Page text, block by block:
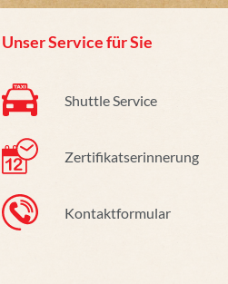
Unser Service für Sie
Shuttle Service
Zertifikatserinnerung
Kontaktformular